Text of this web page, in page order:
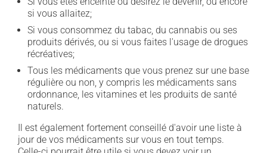
si vous allaitez;
Si vous consommez du tabac, du cannabis ou ses
produits dérivés, ou si vous faites l'usage de drogues
récréatives;
Tous les médicaments que vous prenez sur une base
régulière ou non, y compris les médicaments sans
ordonnance, les vitamines et les produits de santé
naturels.
Il est également fortement conseillé d'avoir une liste à
jour de vos médicaments sur vous en tout temps.